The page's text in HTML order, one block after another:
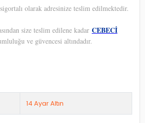
olarak adresinize teslim edilmektedir.
size teslim edilene kadar CEBECİ
ve güvencesi altındadır.
14 Ayar Altın